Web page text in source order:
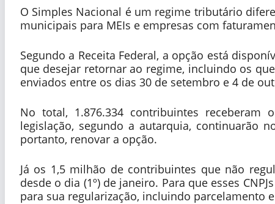
O Simples Nacional é um regime tributário
municipais para MEIs e empresas com
Segundo a Receita Federal, a opção está
que desejar retornar ao regime, incluindo os
enviados entre os dias 30 de setembro e 4 de
No total, 1.876.334 contribuintes
legislação, segundo a autarquia, continuarão
portanto, renovar a opção.
Já os 1,5 milhão de contribuintes que não
desde o dia (1º) de janeiro. Para que esses
para sua regularização, incluindo parcelamento